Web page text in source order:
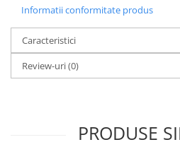
Incaltaminte de lucru si protectie
Incaltaminte de oras si munte
Echipamente medicale
Manusi de protectie
Informatii conformitate produs
Caracteristici
Review-uri(0)
PRODUSE